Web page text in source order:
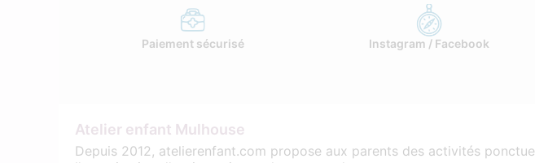
Paiement sécurisé Instagram / Facebook
Atelier enfant Mulhouse
Depuis 2012, atelierenfant.com propose aux parents des activités